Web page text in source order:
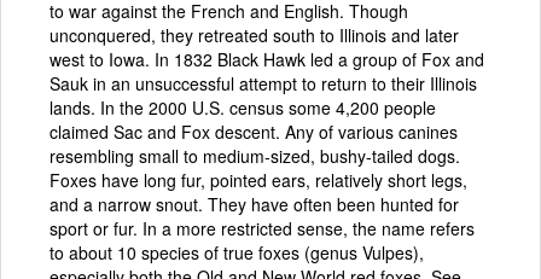
to war against the French and English. Though
unconquered, they retreated south to Illinois and later
west to Iowa. In 1832 Black Hawk led a group of Fox and
Sauk in an unsuccessful attempt to return to their Illinois
lands. In the 2000 U.S. census some 4,200 people
claimed Sac and Fox descent. Any of various canines
resembling small to medium-sized, bushy-tailed dogs.
Foxes have long fur, pointed ears, relatively short legs,
and a narrow snout. They have often been hunted for
sport or fur. In a more restricted sense, the name refers
to about 10 species of true foxes (genus Vulpes),